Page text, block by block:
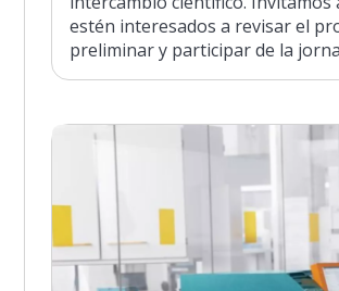
estén interesados a revisar el
preliminar y participar de la